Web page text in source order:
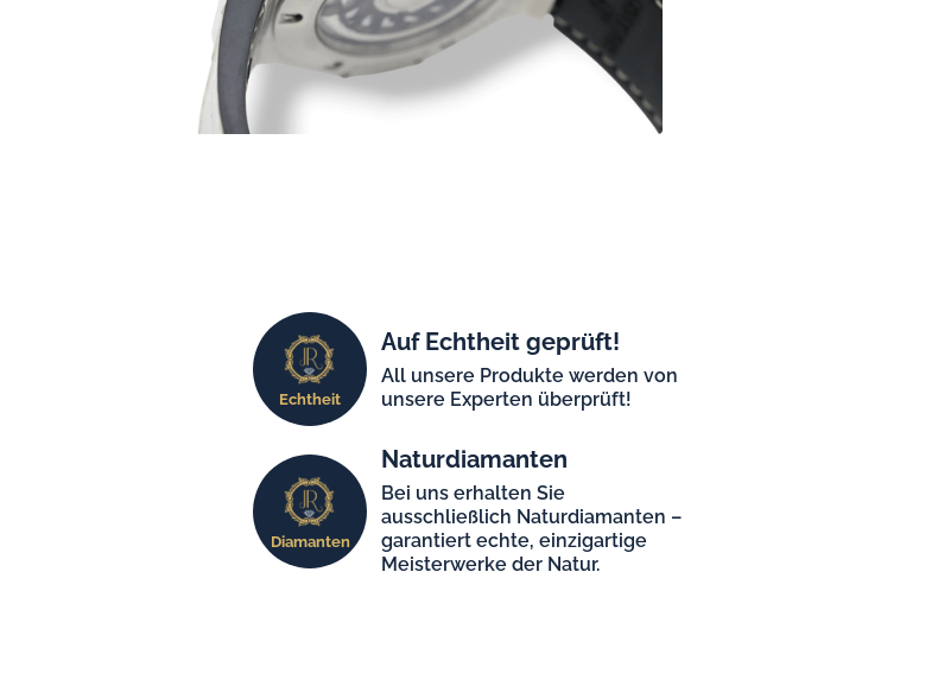
Echtheit
Auf Echtheit geprüft!
All unsere Produkte werden von
unsere Experten überprüft!
Diamanten
Naturdiamanten
Bei uns erhalten Sie
ausschließlich Naturdiamanten –
garantiert echte, einzigartige
Meisterwerke der Natur.